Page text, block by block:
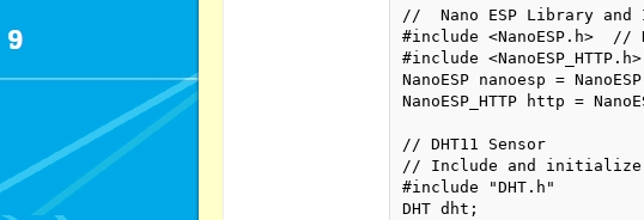
//  Nano ESP Library
#include <NanoESP.h>  //
#include
NanoESP nanoesp =
NanoESP_HTTP http =
// DHT11 Sensor
// Include and initialize
#include "DHT.h"
DHT dht;